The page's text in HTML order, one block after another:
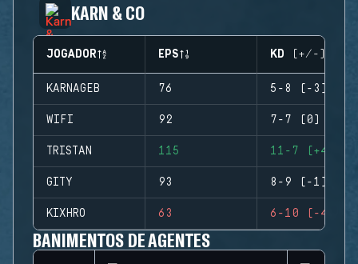
KARN & CO
JOGADOR EPS KD (+/-)
KARNAGEB 76 5-8 (-3)
WIFI 92 7-7 (0)
TRISTAN 115 11-7 (+4)
GITY 93 8-9 (-1)
KIXHRO 63 6-10 (-4)
BANIMENTOS DE AGENTES